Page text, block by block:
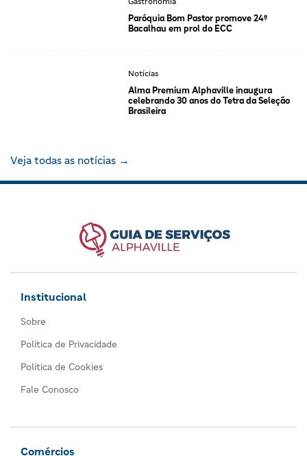
Paróquia Bom Pastor promove 24º
Bacalhau em prol do ECC
Notícias
Alma Premium Alphaville inaugura
celebrando 30 anos do Tetra da Seleção
Brasileira
Veja todas as notícias →
Institucional
Sobre
Política de Privacidade
Política de Cookies
Fale Conosco
Comércios